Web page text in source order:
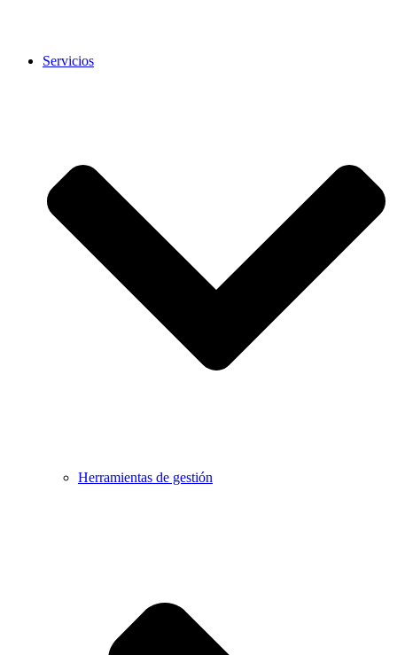
Servicios
Herramientas de gestión